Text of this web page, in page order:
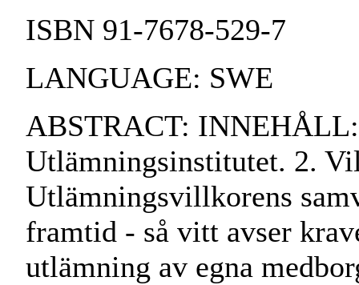
ISBN 91-7678-529-7
LANGUAGE: SWE
ABSTRACT:
Utlämningsinstitutet. 2.
Utlämningsvillkorens
framtid - så vitt avser
utlämning av egna